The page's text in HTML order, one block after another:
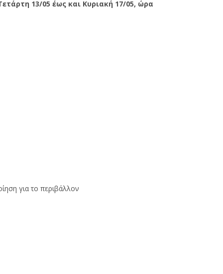
13/05 έως και Κυριακή 17/05, ώρα
για το περιβάλλον